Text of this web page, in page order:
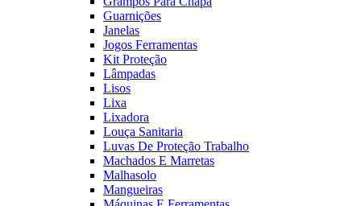
Guarnições
Janelas
Jogos Ferramentas
Kit Proteção
Lâmpadas
Lisos
Lixa
Lixadora
Louça Sanitaria
Luvas De Proteção Trabalho
Machados E Marretas
Malhasolo
Mangueiras